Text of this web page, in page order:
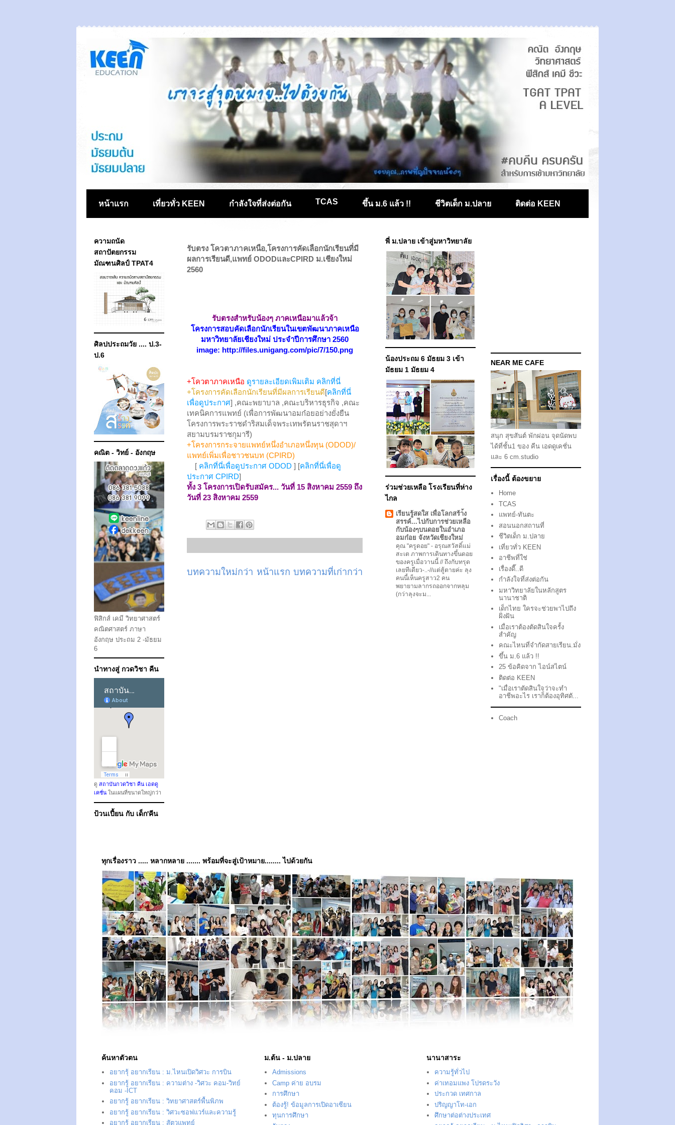
หน้าแรก เที่ยวทั่ว KEEN กำลังใจที่ส่งต่อกัน TCAS ขึ้น ม.6 แล้ว !! ชีวิตเด็ก ม.ปลาย ติดต่อ KEEN
รับตรง โควตาภาคเหนือ,โครงการคัดเลือกนักเรียนที่มี
ผลการเรียนดี,แพทย์ ODODและCPIRD ม.เชียงใหม่
2560
รับตรงสำหรับน้องๆ ภาคเหนือมาแล้วจ้า
โครงการสอบคัดเลือกนักเรียนในเขตพัฒนาภาคเหนือ
มหาวิทยาลัยเชียงใหม่ ประจำปีการศึกษา 2560
image: http://files.unigang.com/pic/7/150.png
+โควตาภาคเหนือ ดูรายละเอียดเพิมเติม คลิกที่นี่
+โครงการคัดเลือกนักเรียนที่มีผลการเรียนดี[คลิกที่นี่
เพื่อดูประกาศ] ,คณะพยาบาล ,คณะบริหารธุรกิจ ,คณะ
เทคนิคการแพทย์ (เพื่อการพัฒนาอมก๋อยอย่างยั่งยืน
โครงการพระราชดำริสมเด็จพระเทพรัตนราชสุดาฯ
สยามบรมราชกุมารี)
+โครงการกระจายแพทย์หนึ่งอำเภอหนึ่งทุน (ODOD)/
แพทย์เพิ่มเพื่อชาวชนบท (CPIRD)
[ คลิกที่นี่เพื่อดูประกาศ ODOD ] [คลิกที่นี่เพื่อดู
ประกาศ CPIRD]
ทั้ง 3 โครงการเปิดรับสมัคร... วันที่ 15 สิงหาคม 2559 ถึง
วันที่ 23 สิงหาคม 2559
บทความใหม่กว่า บทความที่เก่ากว่า
หน้าแรก
ความถนัด
สถาปัตยกรรม
มัณฑนศิลป์ TPAT4
ศิลปประถมวัย .... ป.3-
ป.6
คณิต - วิทย์ - อังกฤษ
ฟิสิกส์ เคมี วิทยาศาสตร์
คณิตศาสตร์ ภาษา
อังกฤษ ประถม 2 -มัธยม
6
นำทางสู่ กวดวิชา คีน
ดู สถาบันกวดวิชา คีน เอดดู
เคชั่น ในแผนที่ขนาดใหญ่กว่า
ป้วนเปี้ยน กับ เด็ก'คีน
พี่ ม.ปลาย เข้าสู่มหาวิทยาลัย
น้องประถม 6 มัธยม 3 เข้า
มัธยม 1 มัธยม 4
ร่วมช่วยเหลือ โรงเรียนที่ห่าง
ไกล
เรียนรู้สดใส เพื่อโลกสร้า้ง
สรรค์...ไปกับการช่วยเหลือ
กับน้องๆบนดอยในอำเภอ
อมก๋อย จังหวัดเชียงใหม่
คุณ "ครูดอย" - อรุณสวัสดิ์แม่
สะเต ภาพการเดินทางขึ้นดอย
ของครูเมื่อวานนี้ // ถึงกับทรุด
เลยทีเดียว-..-//แต่สู้ตายค่ะ ลุง
คนนี้เห็นครูสาว2 คน
พยายามลากรถออกจากหลุม
(กว่าลุงจะม...
NEAR ME CAFE
สนุก สุขสันต์ พักผ่อน จุดนัดพบ
ได้ที่ชั้น1 ของ คีน เอดดูเคชั่น
และ 6 cm.studio
เรื่องนี้ ต้องขยาย
Home
TCAS
แพทย์-ทันตะ
สอนนอกสถานที่
ชีวิตเด็ก ม.ปลาย
เที่ยวทั่ว KEEN
อาชีพที่ใช่
เรื่องดี๊..ดี
กำลังใจที่ส่งต่อกัน
มหาวิทยาลัยในหลักสูตร
นานาชาติ
เด็กไทย ใครจะช่วยพาไปถึง
ฝั่งฝัน
เมื่อเราต้องตัดสินใจครั้ง
สำคัญ
คณะไหนที่จำกัดสายเรียน.มั่ง
ขึ้น ม.6 แล้ว !!
25 ข้อคิดจาก ไอน์สไตน์
ติดต่อ KEEN
"เมื่อเราตัดสินใจว่าจะทำ
อาชีพอะไร เราก็ต้องอุทิศตั...
Coach
ทุกเรื่องราว ..... หลากหลาย ....... พร้อมที่จะสู่เป้าหมาย........ ไปด้วยกัน
ค้นหาตัวตน
อยากรุ้ อยากเรียน : ม.ไหนเปิดวิศวะ การบิน
อยากรู้ อยากเรียน : ความต่าง -วิศวะ คอม-วิทย์
คอม -ICT
อยากรู้ อยากเรียน : วิทยาศาสตร์พื้นพิภพ
อยากรู้ อยากเรียน : วิศวะซอฟแวร์และความรู้
อยากรู้ อยากเรียน : สัตวแพทย์
ม.ต้น - ม.ปลาย
Admissions
Camp ค่าย อบรม
การศึกษา
ต้องรู้! ข้อมูลการเปิดอาเซียน
ทุนการศึกษา
นานาสาระ
ความรู้ทั่วไป
ค่าเทอมแพง โปรดระวัง
ประกวด เทศกาล
ปริญญาโท-เอก
ศึกษาต่อต่างประเทศ